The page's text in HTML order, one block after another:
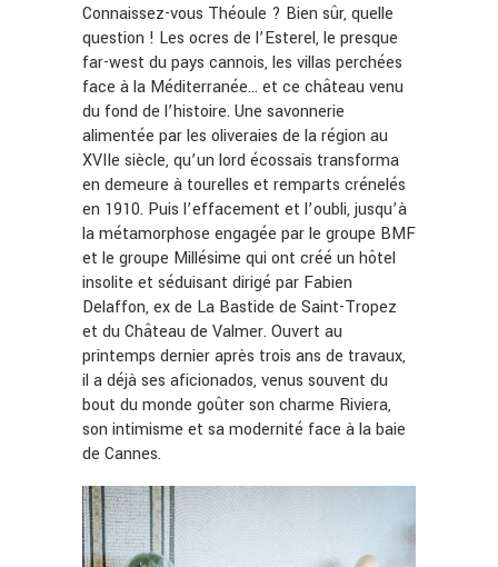
Connaissez-vous Théoule ? Bien sûr, quelle
question ! Les ocres de l’Esterel, le presque
far-west du pays cannois, les villas perchées
face à la Méditerranée… et ce château venu
du fond de l’histoire. Une savonnerie
alimentée par les oliveraies de la région au
XVIIe siècle, qu’un lord écossais transforma
en demeure à tourelles et remparts crénelés
en 1910. Puis l’effacement et l’oubli, jusqu’à
la métamorphose engagée par le groupe BMF
et le groupe Millésime qui ont créé un hôtel
insolite et séduisant dirigé par Fabien
Delaffon, ex de La Bastide de Saint-Tropez
et du Château de Valmer. Ouvert au
printemps dernier après trois ans de travaux,
il a déjà ses aficionados, venus souvent du
bout du monde goûter son charme Riviera,
son intimisme et sa modernité face à la baie
de Cannes.